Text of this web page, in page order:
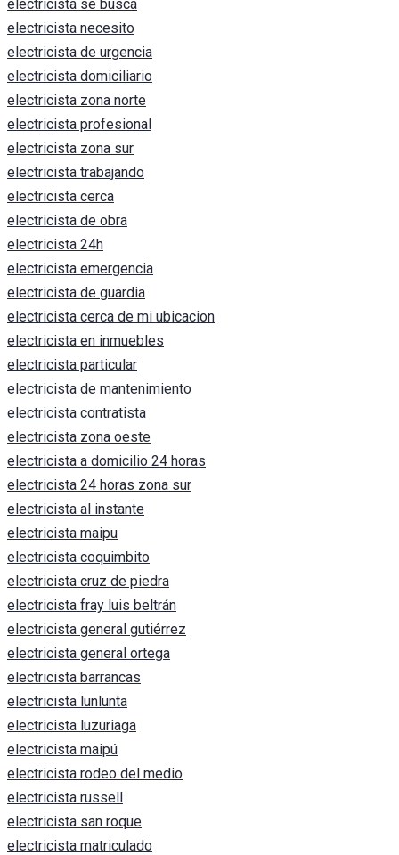
electricista se busca
electricista necesito
electricista de urgencia
electricista domiciliario
electricista zona norte
electricista profesional
electricista zona sur
electricista trabajando
electricista cerca
electricista de obra
electricista 24h
electricista emergencia
electricista de guardia
electricista cerca de mi ubicacion
electricista en inmuebles
electricista particular
electricista de mantenimiento
electricista contratista
electricista zona oeste
electricista a domicilio 24 horas
electricista 24 horas zona sur
electricista al instante
electricista maipu
electricista coquimbito
electricista cruz de piedra
electricista fray luis beltrán
electricista general gutiérrez
electricista general ortega
electricista barrancas
electricista lunlunta
electricista luzuriaga
electricista maipú
electricista rodeo del medio
electricista russell
electricista san roque
electricista matriculado